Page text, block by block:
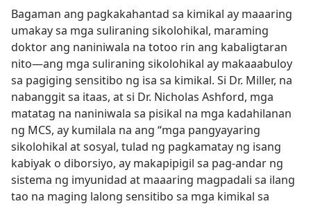
Bagaman ang pagkakahantad sa kimikal ay maaaring
umakay sa mga suliraning sikolohikal, maraming
doktor ang naniniwala na totoo rin ang kabaligtaran
nito​—ang mga suliraning sikolohikal ay makaaabuloy
sa pagiging sensitibo ng isa sa kimikal. Si Dr. Miller, na
nabanggit sa itaas, at si Dr. Nicholas Ashford, mga
matatag na naniniwala sa pisikal na mga kadahilanan
ng MCS, ay kumilala na ang “mga pangyayaring
sikolohikal at sosyal, tulad ng pagkamatay ng isang
kabiyak o diborsiyo, ay makapipigil sa pag-andar ng
sistema ng imyunidad at maaaring magpadali sa ilang
tao na maging lalong sensitibo sa mga kimikal sa